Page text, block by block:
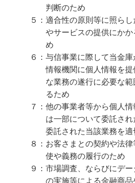
判断のため
５：適合性の原則等に照ら
やサービスの提供にか
め
６：与信事業に際して当金
情報機関に個人情報を
な業務の遂行に必要な
るため
７：他の事業者等から個人
は一部について委託され
委託された当該業務を
８：お客さまとの契約や法
使や義務の履行のため
９：市場調査、ならびにデ
の実施等による金融商